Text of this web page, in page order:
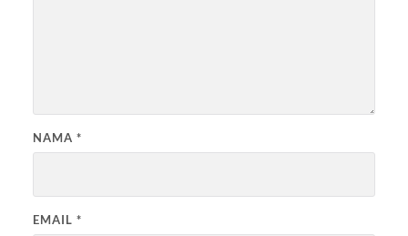
NAMA *
EMAIL *